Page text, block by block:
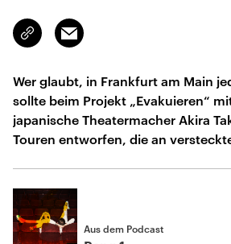
Link
kopieren/teilen
Email
Wer glaubt, in Frankfurt am Main
sollte beim Projekt „Evakuieren“
japanische Theatermacher Akira
Touren entworfen, die an
Aus dem Podcast